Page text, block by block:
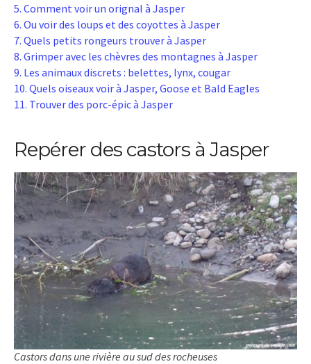
5. Comment voir un orignal à Jasper
6. Ou voir des loups et des coyottes à Jasper
7. Quels petits rongeurs trouver à Jasper
8. Grimper avec les chèvres des montagnes à Jasper
9. Les animaux discrets : belettes, lynx, cougar
10. Quels oiseaux voir à Jasper, Goose et Bald Eagles
11. Trouver des porc-épic à Jasper
Repérer des castors à Jasper
Castors dans une rivière au sud des rocheuses